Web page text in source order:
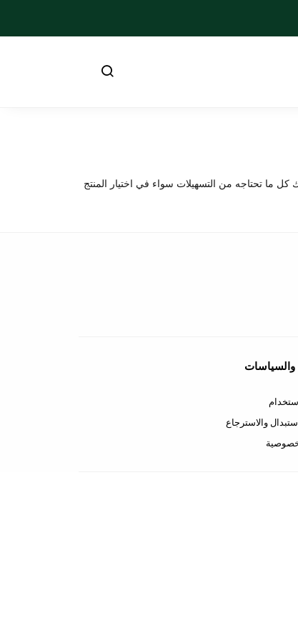
ما تحتاجه من التسهيلات سواء في اختيار المنتج
والسياسات
والاسترجاع